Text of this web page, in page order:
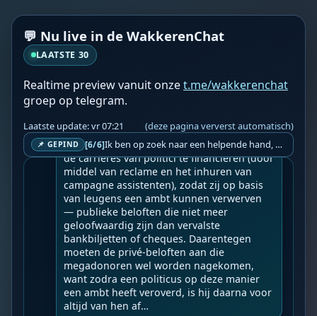
💬 Nu live in de WakkerenChat
LAATSTE 30
Realtime preview vanuit onzet.me/wakkerenchat
groep op telegram.
Laatste update: vr 07:21 (deze pagina ververst automatisch)
📌 GEPIND [6/6] Ik ben op zoek naar een helpende hand, een menselijk oog, een admin die helpt met controleren of de chat wel correct word gemodereerd word door NoMoSpam. 98% gaat automatisch goed, toch ik dit nooit helemaal loslaten en moet er altijd een mens mee blijven opletten bij elke beslissing die gemaakt word. Waar bestaan de werkzaamheden uit? Mee kijken in admin log kanaal naar alle drugs/porno/scams die voorbij komen en in het geval van een randgevalletje, ingrijpen en b.v. een verwijderd maar wel toegestaan bericht terug plaatsen met een druk op de knop. tsja zo banaal en simpel is het gesteld.. Word je hier blij van? Nee. Strookt het je ego? Nee. Word je er beter van? Nee. Kost het veel tijd? Totaal niet, consistentie en regelmaat is belangrijker dan 'er even voor kunnen gaan zitten'.. het werk is in een paar seconden gepiept.. je checkt puur of AI de juiste beslissing heeft gemaakt.. …
r het publiek te beheersen.
Geupload door:
Wereldwijde ‘Staatsgreep’ 6 jaar sinds 17-
03-2020 zichtbare dictatuur.
Een miljardair bezit minstens een miljard
dollar, en dat is veel meer dan nodig is om
de carrières van politici te financieren (door
middel van reclame en het inhuren van
campagne assistenten), zodat zij op basis
van leugens een ambt kunnen verwerven
— publieke beloften die niet meer
geloofwaardig zijn dan vervalste
bankbiljetten of cheques. Daarentegen
moeten de privé-beloften aan die
megadonoren wel worden nagekomen,
want zodra een politicus op deze manier
een ambt heeft veroverd, is hij daarna voor
altijd van hen af…